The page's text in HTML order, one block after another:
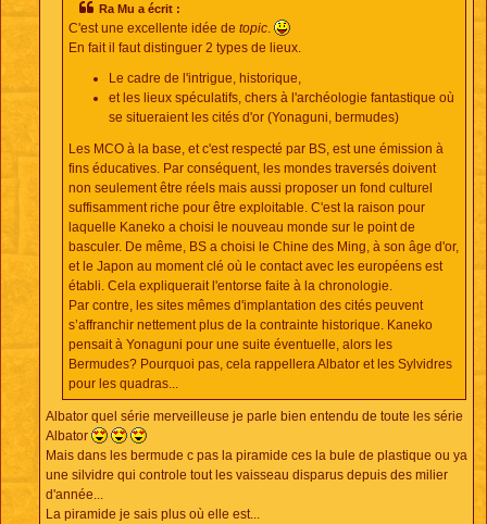
Ra Mu a écrit :
C'est une excellente idée de topic.
En fait il faut distinguer 2 types de lieux.
Le cadre de l'intrigue, historique,
et les lieux spéculatifs, chers à l'archéologie fantastique où
se situeraient les cités d'or (Yonaguni, bermudes)
Les MCO à la base, et c'est respecté par BS, est une émission à
fins éducatives. Par conséquent, les mondes traversés doivent
non seulement être réels mais aussi proposer un fond culturel
suffisamment riche pour être exploitable. C'est la raison pour
laquelle Kaneko a choisi le nouveau monde sur le point de
basculer. De même, BS a choisi le Chine des Ming, à son âge d'or,
et le Japon au moment clé où le contact avec les européens est
établi. Cela expliquerait l'entorse faite à la chronologie.
Par contre, les sites mêmes d'implantation des cités peuvent
s’affranchir nettement plus de la contrainte historique. Kaneko
pensait à Yonaguni pour une suite éventuelle, alors les
Bermudes? Pourquoi pas, cela rappellera Albator et les Sylvidres
pour les quadras...
Albator quel série merveilleuse je parle bien entendu de toute les série
Albator
Mais dans les bermude c pas la piramide ces la bule de plastique ou ya
une silvidre qui controle tout les vaisseau disparus depuis des milier
d'année...
La piramide je sais plus où elle est...